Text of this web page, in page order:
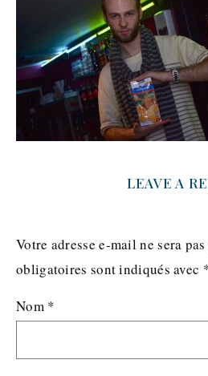
LEAVE A
Votre adresse e-mail ne sera
obligatoires sont indiqués avec
Nom *